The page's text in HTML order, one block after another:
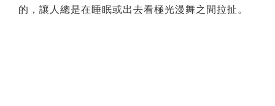
的，讓人總是在睡眠或出去看極光漫舞之間拉扯。